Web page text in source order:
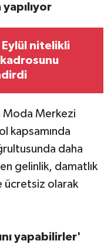
Eylül nitelikli
Moda Merkezi
kapsamında
daha
gelinlik, damatlık
ücretsiz olarak
yapabilirler'